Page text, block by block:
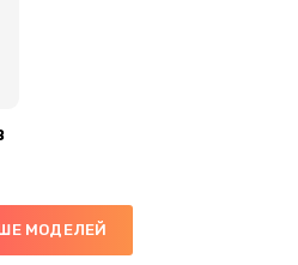
USB порта
МОДЕЛЕЙ